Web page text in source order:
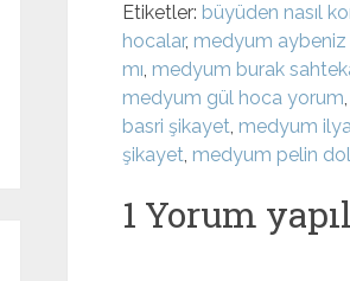
Etiketler: büyüden nasıl
hocalar, medyum
mı, medyum burak
medyum gül hoca yorum,
basri şikayet, medyum
şikayet, medyum pelin
1 Yorum